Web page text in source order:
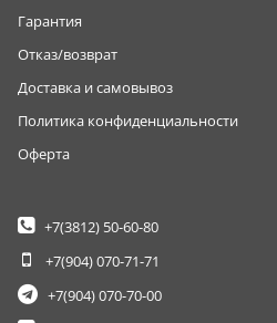
Гарантия
Отказ/возврат
Доставка и самовывоз
Политика конфиденциальности
Оферта
+7(3812) 50-60-80
+7(904)070-71-71
+7(904)070-70-00